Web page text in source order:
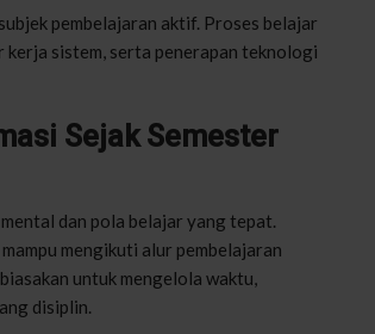
pembelajaran aktif. Proses belajar
kerja sistem, serta penerapan teknologi
Sejak Semester
dan pola belajar yang tepat.
mengikuti alur pembelajaran
untuk mengelola waktu,
disiplin.